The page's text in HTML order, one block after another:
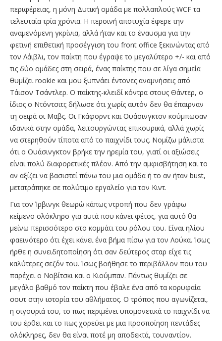
περιφέρειας, η μόνη Δυτική ομάδα με πολλαπλούς WCF τα
τελευταία τρία χρόνια. Η περσινή αποτυχία έφερε την
αναμενόμενη γκρίνια, αλλά ήταν και το έναυσμα για την
φετινή επιθετική προσέγγιση του front office ξεκινώντας από
τον Λάιβλι, τον παίκτη που έγραψε το μεγαλύτερο +/- και από
τις δύο ομάδες στη σειρά, ένας παίκτης που σε λίγα σημεία
θυμίζει rookie και μου ξυπνάει έντονες αναμνήσεις από
Τάισον Τσάντλερ. Ο παίκτης-κλειδί κόντρα στους Θάντερ, ο
ίδιος ο Ντόντσιτς δήλωσε ότι χωρίς αυτόν δεν θα έπαιρναν
τη σειρά οι Μαβς. Οι Γκάφορντ και Ουάσινγκτον κούμπωσαν
ιδανικά στην ομάδα, λειτουργώντας επικουρικά, αλλά χωρίς
να στερηθούν τίποτα από το παιχνίδι τους. Νομίζω μάλιστα
ότι ο Ουάσινγκτον βρήκε την ηρεμία του, γιατί οι αξιώσεις
είναι πολύ διαφορετικές πλέον. Από την αμφισβήτηση και το
αν αξίζει να βασιστεί πάνω του μια ομάδα ή το αν ήταν bust,
μετατράπηκε σε πολύτιμο εργαλείο για τον Κιντ.
Για τον Ίρβινγκ θεωρώ κάπως ντροπή που δεν γράφω
κείμενο ολόκληρο για αυτά που κάνει φέτος, για αυτό θα
μείνω περισσότερο στο κομμάτι του ρόλου του. Είναι ηλίου
φαεινότερο ότι έχει κάνει ένα βήμα πίσω για τον Λούκα. Ίσως
ήρθε η συνειδητοποίηση ότι σαν δεύτερος σταρ είχε τις
καλύτερες σεζόν του. Ίσως βοήθησε το περιβάλλον που του
παρέχει ο Νοβίτσκι και ο Κιούμπαν. Πάντως θυμίζει σε
μεγάλο βαθμό τον παίκτη που έβαλε ένα από τα κορυφαία
σουτ στην ιστορία του αθλήματος. Ο τρόπος που αγωνίζεται,
η σιγουριά του, το πως περιμένει υπομονετικά το παιχνίδι να
του έρθει και το πως χορεύει με μια προσποίηση πεντάδες
ολόκληρες, δεν θα είναι ποτέ μη αποδεκτά, τουναντίον.